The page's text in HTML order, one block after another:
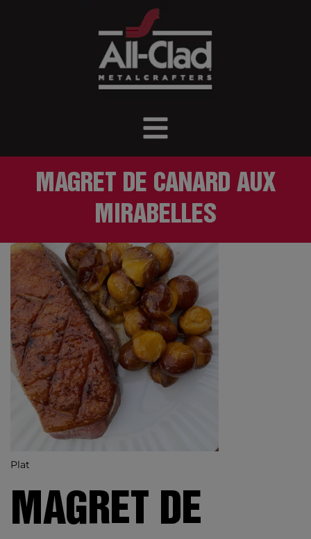
MAGRET DE CANARD AUX
MIRABELLES
Plat
MAGRET DE